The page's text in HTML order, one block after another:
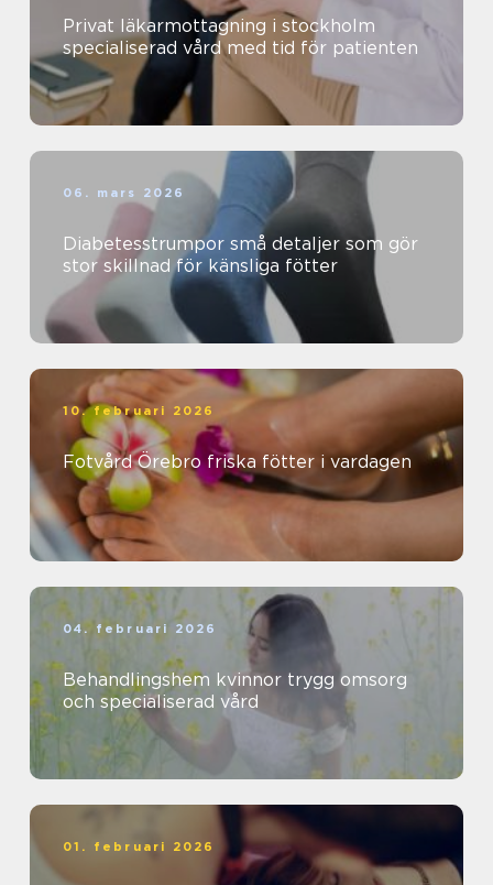
Privat läkarmottagning i stockholm
specialiserad vård med tid för patienten
06. mars 2026
Diabetesstrumpor små detaljer som gör
stor skillnad för känsliga fötter
10. februari 2026
Fotvård Örebro friska fötter i vardagen
04. februari 2026
Behandlingshem kvinnor trygg omsorg
och specialiserad vård
01. februari 2026